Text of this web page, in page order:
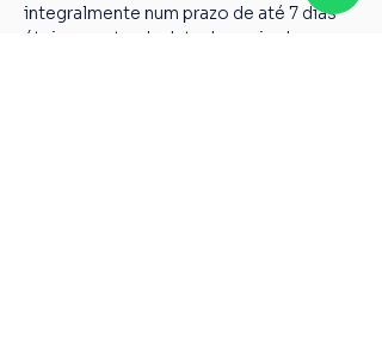
integralmente num prazo de até 7 dias
úteis a contar da data de envio dos